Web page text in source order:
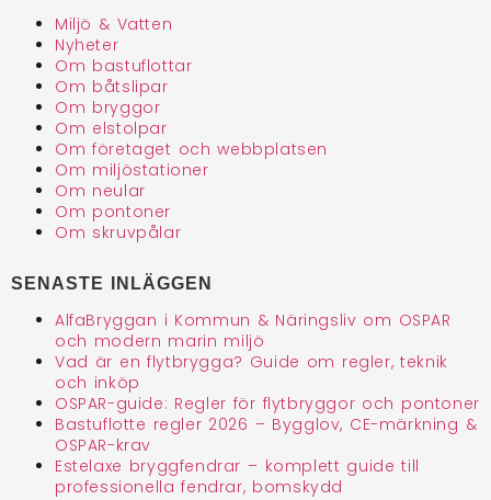
Miljö & Vatten
Nyheter
Om bastuflottar
Om båtslipar
Om bryggor
Om elstolpar
Om företaget och webbplatsen
Om miljöstationer
Om neular
Om pontoner
Om skruvpålar
SENASTE INLÄGGEN
AlfaBryggan i Kommun & Näringsliv om OSPAR
och modern marin miljö
Vad är en flytbrygga? Guide om regler, teknik
och inköp
OSPAR-guide: Regler för flytbryggor och pontoner
Bastuflotte regler 2026 – Bygglov, CE-märkning &
OSPAR-krav
Estelaxe bryggfendrar – komplett guide till
professionella fendrar, bomskydd